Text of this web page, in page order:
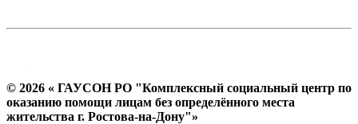
© 2026 « ГАУСОН РО "Комплексный социальный центр по
оказанию помощи лицам без определённого места
жительства г. Ростова-на-Дону"»